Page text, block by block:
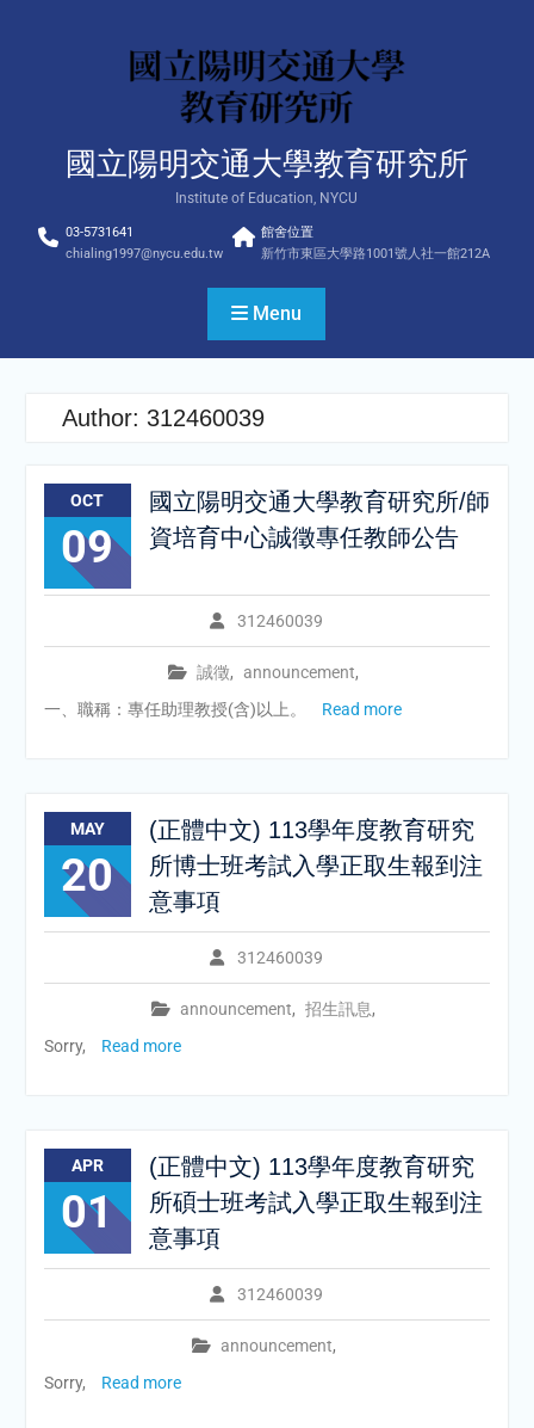
國立陽明交通大學教育研究所
Institute of Education, NYCU
03-5731641
chialing1997@nycu.edu.tw
館舍位置
新竹市東區大學路1001號人社一館212A
Menu
Author: 312460039
OCT
09
國立陽明交通大學教育研究所/師
資培育中心誠徵專任教師公告
312460039
誠徵, announcement,
一、職稱：專任助理教授(含)以上。
Read more
MAY
20
(正體中文) 113學年度教育研究
所博士班考試入學正取生報到注
意事項
312460039
announcement, 招生訊息,
Sorry,
Read more
APR
01
(正體中文) 113學年度教育研究
所碩士班考試入學正取生報到注
意事項
312460039
announcement,
Sorry,
Read more